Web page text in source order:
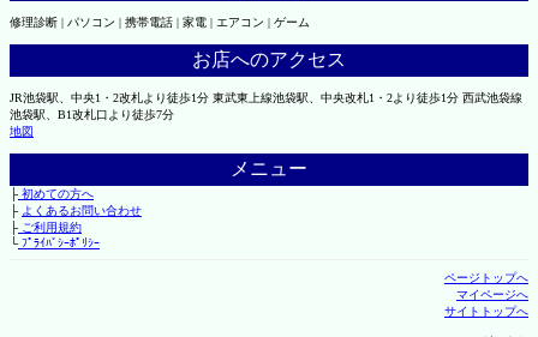
修理診断 | パソコン | 携帯電話 | 家電 | エアコン | ゲーム
お店へのアクセス
JR池袋駅、中央1・2改札より徒歩1分 東武東上線池袋駅、中央改札1・2より徒歩1分 西武池袋線
池袋駅、B1改札口より徒歩7分
地図
メニュー
├初めての方へ
├ よくあるお問い合わせ
├ご利用規約
└ﾌﾟﾗｲﾊﾞｼｰﾎﾟﾘｼｰ
ページトップへ
マイページへ
サイトトップへ